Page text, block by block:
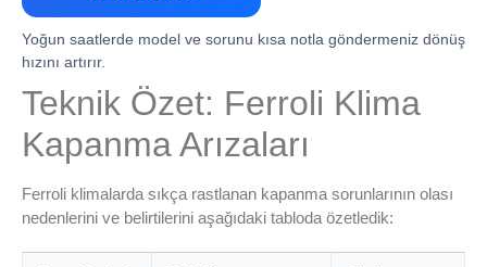
Yoğun saatlerde model ve sorunu kısa notla göndermeniz dönüş
hızını artırır.
Teknik Özet: Ferroli Klima
Kapanma Arızaları
Ferroli klimalarda sıkça rastlanan kapanma sorunlarının olası
nedenlerini ve belirtilerini aşağıdaki tabloda özetledik: